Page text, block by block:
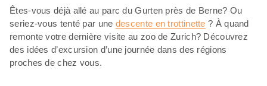
Êtes-vous déjà allé au parc du Gurten près de Berne? Ou
seriez-vous tenté par une descente en trottinette ? À quand
remonte votre dernière visite au zoo de Zurich? Découvrez
des idées d’excursion d’une journée dans des régions
proches de chez vous.